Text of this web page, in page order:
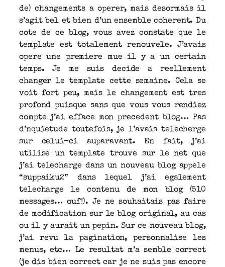
de) changements a operer, mais desormais il
s’agit bel et bien d’un ensemble coherent. Du
cote de ce blog, vous avez constate que le
template est totalement renouvele. J’avais
opere une premiere mue il y a un certain
temps. Je me suis decide a reellement
changer le template cette semaine. Cela se
voit fort peu, mais le changement est tres
profond puisque sans que vous vous rendiez
compte j’ai efface mon precedent blog… Pas
d’nquietude toutefois, je l’avais telecherge
sur celui-ci auparavant. En fait, j’ai
utilise un template trouve sur le net que
j’ai telecharge dans un nouveau blog appele
“suppaiku2” dans lequel j’ai egalement
telecharge le contenu de mon blog (510
messages… ouf!). Je ne souhaitais pas faire
de modification sur le blog original, au cas
ou il y aurait un pepin. Sur ce nouveau blog,
j’ai revu la pagination, personnalise les
menus, etc… Le resultat m’a semble correct
(je dis bien correct car je ne suis pas encore